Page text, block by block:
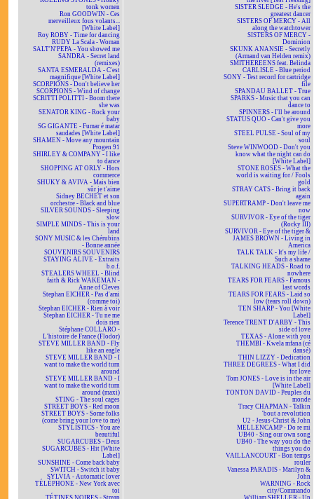
tonk women
Ron GOODWIN - Ces
merveilleux fous volants...
[White Label]
Roy ROBY - Time for dancing
RUDY La Scala - Woman
SALT'N'PEPA - You showed me
SANDRA - Secret land
(remixes)
SANTA ESMERALDA - C'est
magnifique [White Label]
SCORPIONS - Don't believe her
SCORPIONS - Wind of change
SCRITTI POLITTI - Boom there
she was
SENATOR KING - Rock your
baby
SG GIGANTE - Fumar é matar
saudades [White Label]
SHAMEN - Move any mountain
Progen 91
SHIRLEY & COMPANY - I like
to dance
SHOPPING AT ORLY - Hors
commerce
SHUKY & AVIVA - Mais bien
sûr je t'aime
Sidney BECHET et son
orchestre - Black and blue
SILVER SOUNDS - Sleeping
slow
SIMPLE MINDS - This is your
land
SONY MUSIC & les Chérubins
- Bonne année
SOUVENIRS SOUVENIRS
STAYING ALIVE - Extraits
b.o.f.
STEALERS WHEEL - Blind
faith & Rick WAKEMAN -
Anne of Cleves
Stephan EICHER - Pas d'ami
(comme toi)
Stephan EICHER - Rien à voir
Stephan EICHER - Tu ne me
dois rien
Stéphane COLLARO -
L'histoire de France (Flodor)
STEVE MILLER BAND - Fly
like an eagle
STEVE MILLER BAND - I
want to make the world turn
around
STEVE MILLER BAND - I
want to make the world turn
around (maxi)
STING - The soul cages
STREET BOYS - Red moon
STREET BOYS - Some folks
(come bring your love to me)
STYLISTICS - You are
beautiful
SUGARCUBES - Deus
SUGARCUBES - Hit [White
Label]
SUNSHINE - Come back baby
SWITCH - Switch it baby
SYLVIA - Automatic lover
TÉLÉPHONE - New York avec
toi
TÉTINES NOIRES - Streap
SISTER SLEDGE - He's the
greatest dancer
SISTERS OF MERCY - All
along the watchtower
SISTERS OF MERCY -
Dominion
SKUNK ANANSIE - Secretly
(Armand van Helden remix)
SMITHEREENS feat. Belinda
CARLISLE - Blue period
SONY - Test record for cartridge
file
SPANDAU BALLET - True
SPARKS - Music that you can
dance to
SPINNERS - I'll be around
STATUS QUO - Can't give you
more
STEEL PULSE - Soul of my
soul
Steve WINWOOD - Don't you
know what the night can do
[White Label]
STONE ROSES - What the
world is waiting for / Fools
gold
STRAY CATS - Bring it back
again
SUPERTRAMP - Don't leave me
now
SURVIVOR - Eye of the tiger
(Rocky III)
SURVIVOR - Eye of the tiger &
JAMES BROWN - Living in
America
TALK TALK - It's my life /
Such a shame
TALKING HEADS - Road to
nowhere
TEARS FOR FEARS - Famous
last words
TEARS FOR FEARS - Laid so
low (tears roll down)
TEN SHARP - You [White
Label]
Terence TRENT D'ARBY - This
side of love
TEXAS - Alone with you
THEMBI - Kwela mfana (cé
dansé)
THIN LIZZY - Dedication
THREE DEGREES - What I did
for love
Tom JONES - Love is in the air
[White Label]
TONTON DAVID - Peuples du
monde
Tracy CHAPMAN - Talkin
'bout a revolution
U2 - Jesus-Christ & John
MELLENCAMP - Do re mi
UB40 - Sing our own song
UB40 - The way you do the
things you do
VAILLANCOURT - Bon temps
rouler
Vanessa PARADIS - Marilyn &
John
WARNING - Rock
city/Commando
William SHELLER - Un